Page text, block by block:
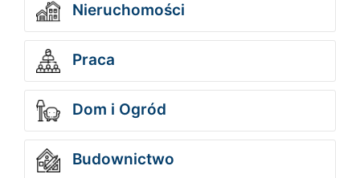
Nieruchomości
Praca
Dom i Ogród
Budownictwo